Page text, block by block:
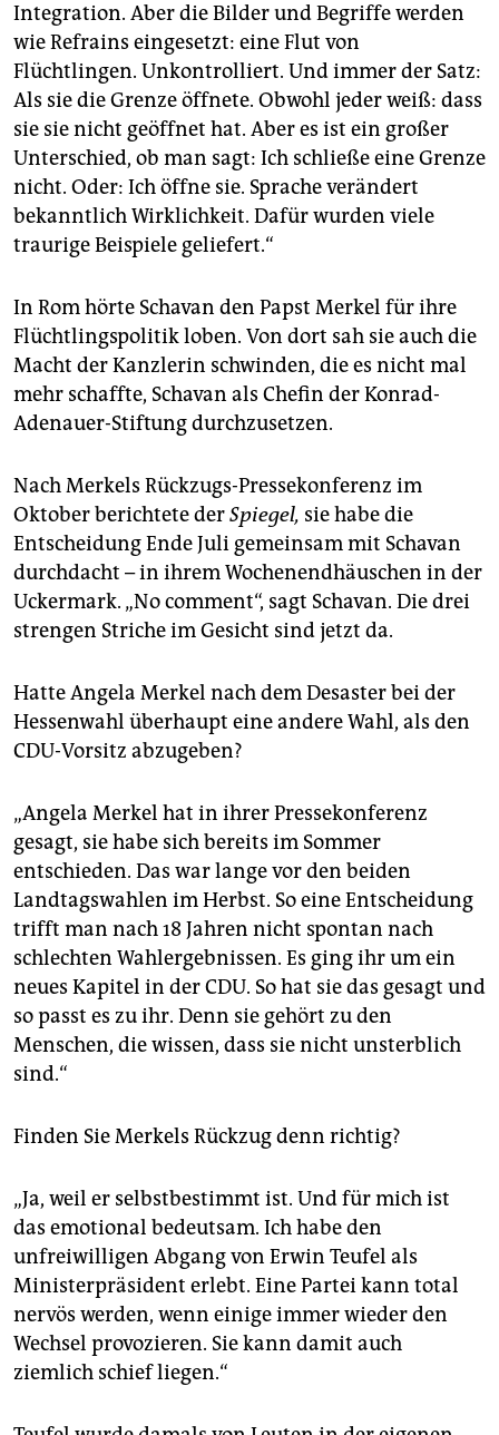
Integration. Aber die Bilder und Begriffe werden
wie Refrains eingesetzt: eine Flut von
Flüchtlingen. Unkontrolliert. Und immer der Satz:
Als sie die Grenze öffnete. Obwohl jeder weiß: dass
sie sie nicht geöffnet hat. Aber es ist ein großer
Unterschied, ob man sagt: Ich schließe eine Grenze
nicht. Oder: Ich öffne sie. Sprache verändert
bekanntlich Wirklichkeit. Dafür wurden viele
traurige Beispiele geliefert.“
In Rom hörte Schavan den Papst Merkel für ihre
Flüchtlingspolitik loben. Von dort sah sie auch die
Macht der Kanzlerin schwinden, die es nicht mal
mehr schaffte, Schavan als Chefin der Konrad-
Adenauer-Stiftung durchzusetzen.
Nach Merkels Rückzugs-Pressekonferenz im
Oktober berichtete derSpiegel, sie habe die
Entscheidung Ende Juli gemeinsam mit Schavan
durchdacht – in ihrem Wochenendhäuschen in der
Uckermark. „No comment“, sagt Schavan. Die drei
strengen Striche im Gesicht sind jetzt da.
Hatte Angela Merkel nach dem Desaster bei der
Hessenwahl überhaupt eine andere Wahl, als den
CDU-Vorsitz abzugeben?
„Angela Merkel hat in ihrer Pressekonferenz
gesagt, sie habe sich bereits im Sommer
entschieden. Das war lange vor den beiden
Landtagswahlen im Herbst. So eine Entscheidung
trifft man nach 18 Jahren nicht spontan nach
schlechten Wahlergebnissen. Es ging ihr um ein
neues Kapitel in der CDU. So hat sie das gesagt und
so passt es zu ihr. Denn sie gehört zu den
Menschen, die wissen, dass sie nicht unsterblich
sind.“
Finden Sie Merkels Rückzug denn richtig?
„Ja, weil er selbstbestimmt ist. Und für mich ist
das emotional bedeutsam. Ich habe den
unfreiwilligen Abgang von Erwin Teufel als
Ministerpräsident erlebt. Eine Partei kann total
nervös werden, wenn einige immer wieder den
Wechsel provozieren. Sie kann damit auch
ziemlich schief liegen.“